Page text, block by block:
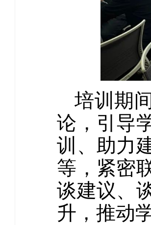
培训期
论，引导
训、助力
等，紧密
谈建议、
升，推动